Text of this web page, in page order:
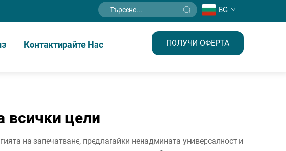
BG
Контактирайте Нас ПОЛУЧИ ОФЕРТА
всички цели
на запечатване, предлагайки ненадмината универсалност и